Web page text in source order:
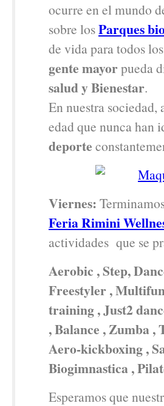
ocurre en el mundo
sobre losParques
de vida para todos
gente mayorpueda
salud y Bienestar.
En nuestra sociedad,
edad que nunca han
deporte
Viernes:
Feria Rimini
actividades que se
Aerobic , Step,
Freestyler ,
training , Just2
, Balance , Zumba
Aero-kickboxing ,
Biogimnastica ,
Esperamos que